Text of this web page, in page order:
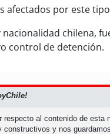
afectados por este
nacionalidad chilena,
control de detención.
respecto al contenido de esta
constructivos y nos